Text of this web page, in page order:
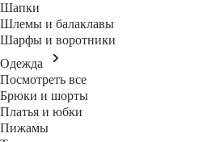
Шапки
Шлемы и балаклавы
Шарфы и воротники
Одежда
Посмотреть все
Брюки и шорты
Платья и юбки
Пижамы